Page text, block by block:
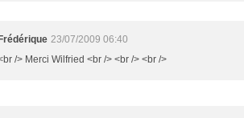
Frédérique 23/07/2009 06:40
/> Merci Wilfried <br /> <br /> <br />